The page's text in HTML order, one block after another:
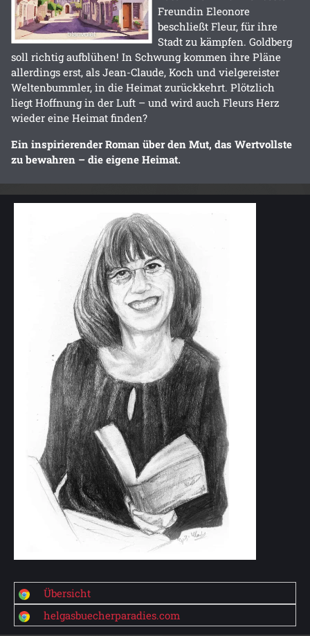
Freundin Eleonore
beschließt Fleur, für ihre
Stadt zu kämpfen. Goldberg
soll richtig aufblühen! In Schwung kommen ihre Pläne
allerdings erst, als Jean-Claude, Koch und vielgereister
Weltenbummler, in die Heimat zurückkehrt. Plötzlich
liegt Hoffnung in der Luft – und wird auch Fleurs Herz
wieder eine Heimat finden?
Ein inspirierender Roman über den Mut, das Wertvollste
zu bewahren – die eigene Heimat.
Übersicht
helgasbuecherparadies.com